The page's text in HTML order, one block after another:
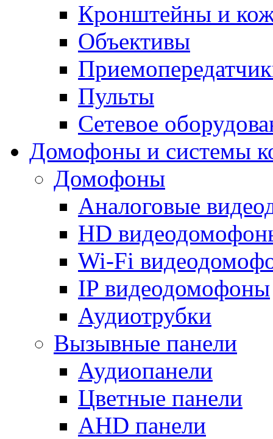
Кронштейны и
Объективы
Пульты
Сетевое
Домофоны и системы
Домофоны
Аналоговые
HD
Wi-Fi
IP видеодомофоны
Аудиотрубки
Вызывные панели
Аудиопанели
Цветные панели
AHD панели